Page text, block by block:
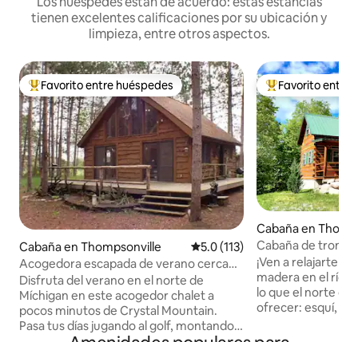
tienen excelentes calificaciones por su ubicación y
limpieza, entre otros aspectos.
De los mejores en Favorito entre huéspedes
Favorito entre huéspedes
Cabaña en Thompsonville Calificación promedio: 5.0 de
5.0 (113)
Acogedora escapada de verano cerca
de Crystal Mountain
Disfruta del verano en el norte de
Míchigan en este acogedor chalet a
pocos minutos de Crystal Mountain.
Pasa tus días jugando al golf, montando
De los mejores
Favorito entre
Cabaña en
Cabaña de
minutos de
¡Ven a relajarte a
madera en el río
lo que el norte de
ofrecer: esquí,
ciclismo,